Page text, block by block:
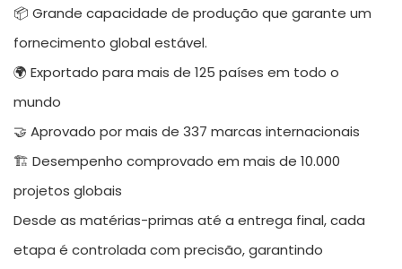
📦 Grande capacidade de produção que garante um
fornecimento global estável.
🌍 Exportado para mais de 125 países em todo o
mundo
🤝 Aprovado por mais de 337 marcas internacionais
🏗 Desempenho comprovado em mais de 10.000
projetos globais
Desde as matérias-primas até a entrega final, cada
etapa é controlada com precisão, garantindo